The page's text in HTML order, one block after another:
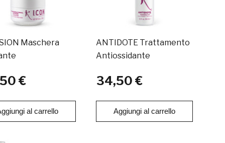
Maschera
€
al carrello
ANTIDOTE Trattamento
Antiossidante
34,50 €
Aggiungi al carrello